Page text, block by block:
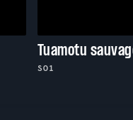
Tuamotu
S01